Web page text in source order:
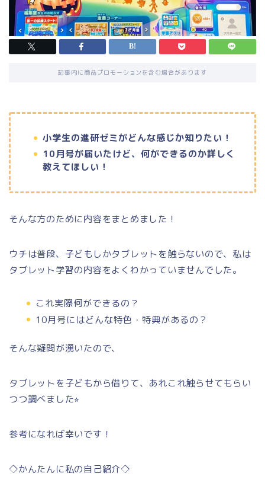
記事内に商品プロモーションを含む場合があります
小学生の進研ゼミがどんな感じか知りたい！
10月号が届いたけど、何ができるのか詳しく
教えてほしい！
そんな方のために内容をまとめました！
ウチは普段、子どもしかタブレットを触らないので、私は
タブレット学習の内容をよくわかっていませんでした。
これ実際何ができるの？
10月号にはどんな特色・特典があるの？
そんな疑問が湧いたので、
タブレットを子どもから借りて、あれこれ触らせてもらい
つつ調べました⭐︎
参考になれば幸いです！
◇かんたんに私の自己紹介◇